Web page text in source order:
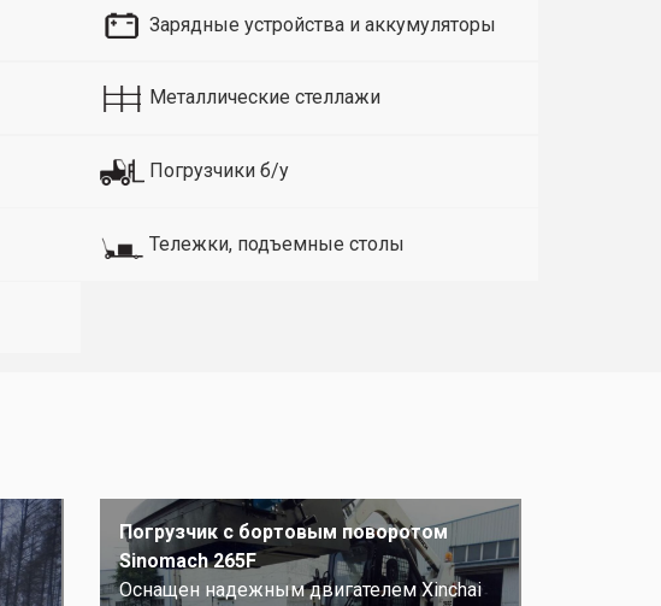
Зарядные устройства и аккумуляторы
Металлические стеллажи
Погрузчики б/у
Тележки, подъемные столы
Погрузчик с бортовым поворотом
Sinomach 265F
Оснащен надежным двигателем Xinchai